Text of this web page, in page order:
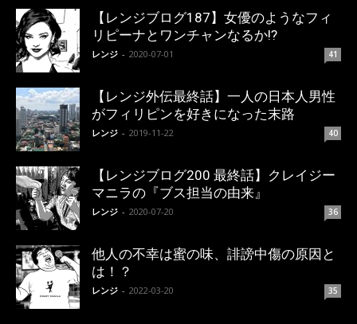
【レンジブログ187】女優のようなフィ
リピーナとワンチャンなるか!?
レンジ - 2020-07-01 41
【レンジ外伝最終話】一人の日本人男性
がフィリピンを好きになった末路
レンジ - 2019-11-22 40
【レンジブログ200 最終話】クレイジー
マニラの『ブス担当の由来』
レンジ - 2020-07-20 36
他人の不幸は蜜の味、誹謗中傷の原因と
は！？
レンジ - 2022-03-20 35